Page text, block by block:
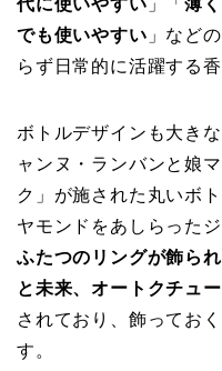
代に使いやすい 」「薄
でも使いやすい 」など
らず日常的に活躍する
ボトルデザインも大き
ャンヌ・ランバンと娘
ク」が施された丸いボ
ヤモンドをあしらった
ふたつのリングが飾ら
と未来、オートクチュ
されており、飾ってお
す。